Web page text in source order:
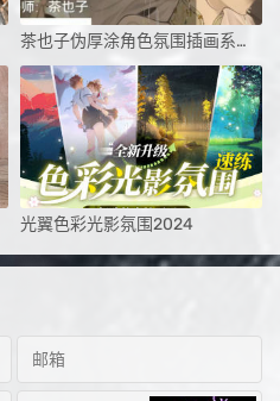
茶也子伪厚涂角色氛围插画系统课第2期2024
光翼色彩光影氛围2024